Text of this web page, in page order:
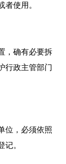
者使用。
，确有必要拆
行政主管部门
位，必须依照
记。